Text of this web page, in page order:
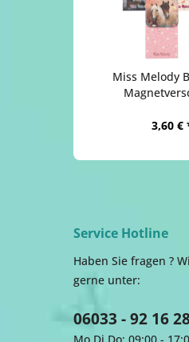
Miss Melody
3,60 €
Service Hotline
Haben Sie fragen ?
gerne unter:
06033 - 92 16